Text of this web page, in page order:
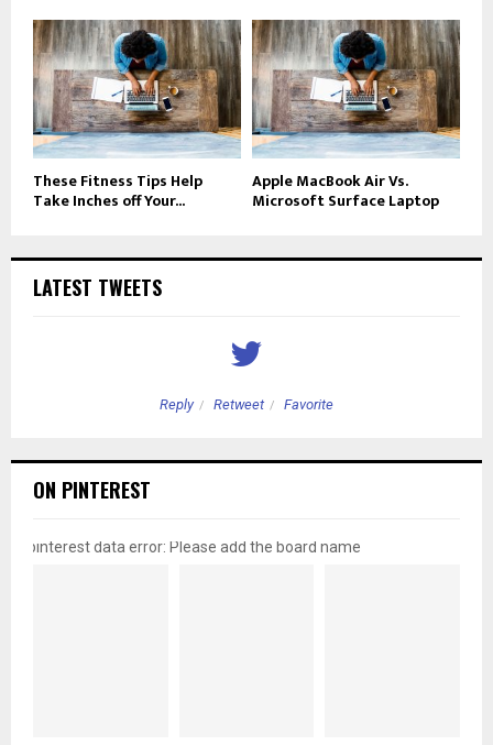
These Fitness Tips Help
Take Inches off Your...
Apple MacBook Air Vs.
Microsoft Surface Laptop
LATEST TWEETS
Reply Retweet Favorite
ON PINTEREST
pinterest data error: Please add the board name